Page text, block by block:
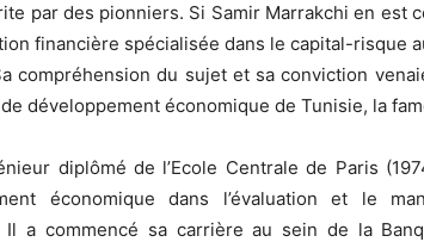
par des pionniers. Si Samir Marrakchi en est
financière spécialisée dans le capital-risque
compréhension du sujet et sa conviction
développement économique de Tunisie, la
diplômé de l’Ecole Centrale de Paris
économique dans l’évaluation et le
Il a commencé sa carrière au sein de la